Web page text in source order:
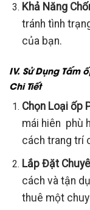
Khả Năng
tránh tình
của bạn.
IV. Sử Dụng Tấm
Chi Tiết
Chọn Loại ốp
mái hiên phù
cách trang trí
Lắp Đặt
cách và tận
thuê một